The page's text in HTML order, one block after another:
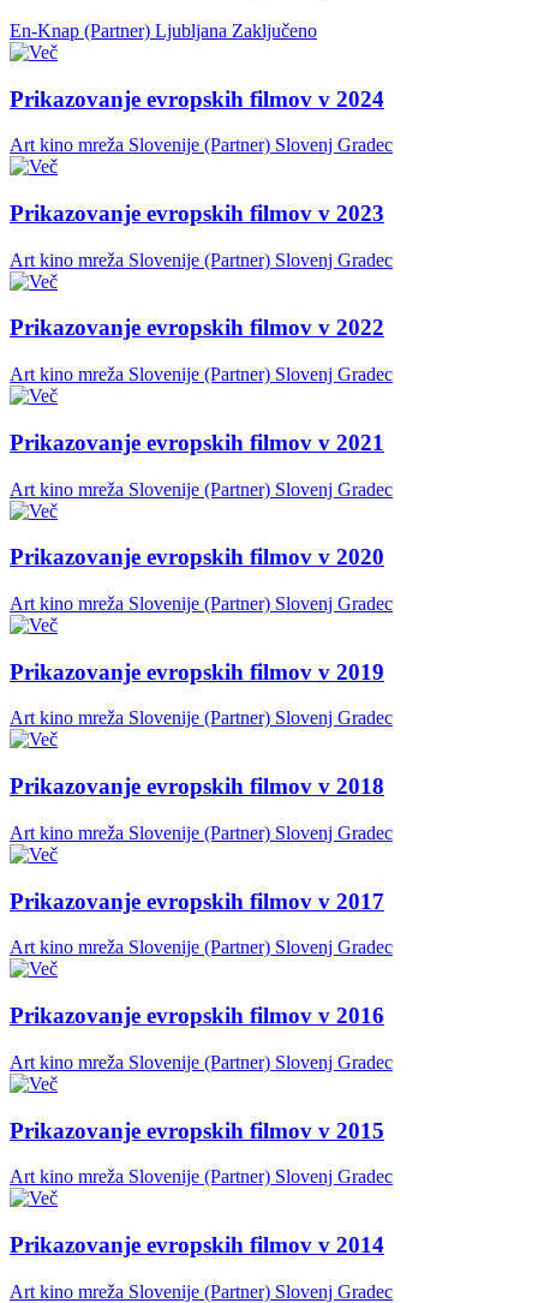
En-Knap (Partner) Ljubljana Zaključeno
Prikazovanje evropskih filmov v 2024
Art kino mreža Slovenije (Partner) Slovenj Gradec
Prikazovanje evropskih filmov v 2023
Art kino mreža Slovenije (Partner) Slovenj Gradec
Prikazovanje evropskih filmov v 2022
Art kino mreža Slovenije (Partner) Slovenj Gradec
Prikazovanje evropskih filmov v 2021
Art kino mreža Slovenije (Partner) Slovenj Gradec
Prikazovanje evropskih filmov v 2020
Art kino mreža Slovenije (Partner) Slovenj Gradec
Prikazovanje evropskih filmov v 2019
Art kino mreža Slovenije (Partner) Slovenj Gradec
Prikazovanje evropskih filmov v 2018
Art kino mreža Slovenije (Partner) Slovenj Gradec
Prikazovanje evropskih filmov v 2017
Art kino mreža Slovenije (Partner) Slovenj Gradec
Prikazovanje evropskih filmov v 2016
Art kino mreža Slovenije (Partner) Slovenj Gradec
Prikazovanje evropskih filmov v 2015
Art kino mreža Slovenije (Partner) Slovenj Gradec
Prikazovanje evropskih filmov v 2014
Art kino mreža Slovenije (Partner) Slovenj Gradec